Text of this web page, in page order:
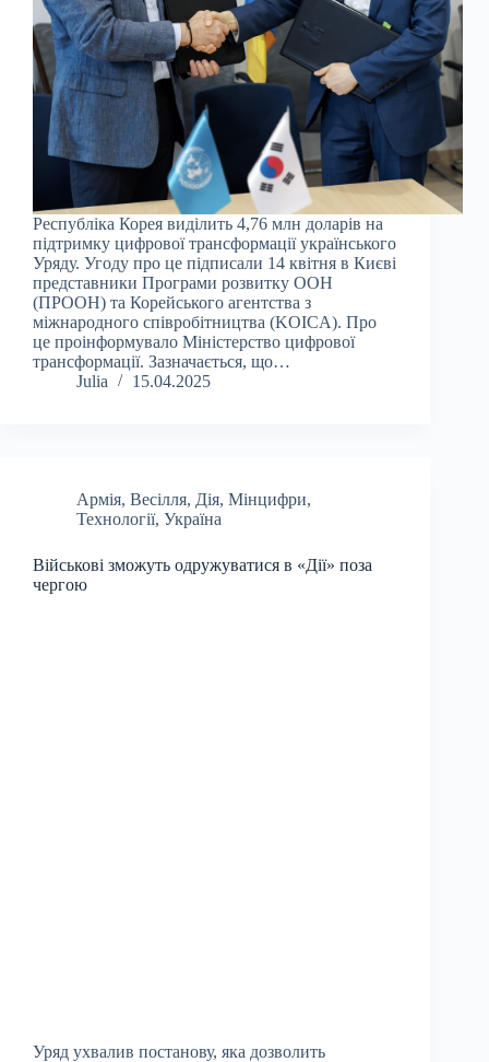
Республіка Корея виділить 4,76 млн доларів на
підтримку цифрової трансформації українського
Уряду. Угоду про це підписали 14 квітня в Києві
представники Програми розвитку ООН
(ПРООН) та Корейського агентства з
міжнародного співробітництва (KOICA). Про
це проінформувало Міністерство цифрової
трансформації. Зазначається, що…
Julia
15.04.2025
Армія, Весілля, Дія, Мінцифри,
Технології, Україна
Військові зможуть одружуватися в «Дії» поза
чергою
Уряд ухвалив постанову, яка дозволить